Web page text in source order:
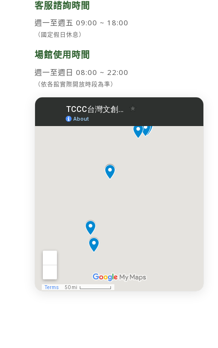
客服諮詢時間
週一至週五 09:00 ~ 18:00
（國定假日休息）
場館使用時間
週一至週日 08:00 ~ 22:00
（依各館實際開放時段為準）